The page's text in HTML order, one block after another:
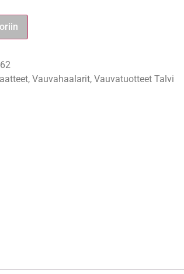
, Vauvahaalarit, Vauvatuotteet Talvi